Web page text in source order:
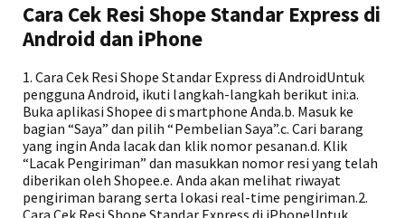
Cara Cek Resi Shope Standar Express di
Android dan iPhone
1. Cara Cek Resi Shope Standar Express di AndroidUntuk
pengguna Android, ikuti langkah-langkah berikut ini:a.
Buka aplikasi Shopee di smartphone Anda.b. Masuk ke
bagian “Saya” dan pilih “Pembelian Saya”.c. Cari barang
yang ingin Anda lacak dan klik nomor pesanan.d. Klik
“Lacak Pengiriman” dan masukkan nomor resi yang telah
diberikan oleh Shopee.e. Anda akan melihat riwayat
pengiriman barang serta lokasi real-time pengiriman.2.
Cara Cek Resi Shope Standar Express di iPhoneUntuk